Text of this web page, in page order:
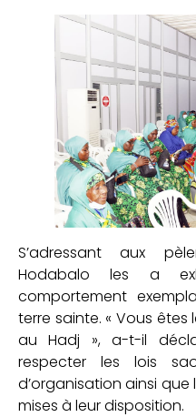
S’adressant aux
Hodabalo les a
comportement
terre sainte. « Vous
au Hadj », a-t-il
respecter les lois
d’organisation ainsi
mises à leur disposition.